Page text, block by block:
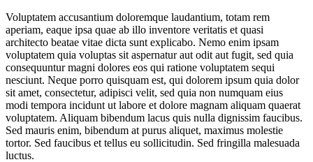
Voluptatem accusantium doloremque laudantium, totam rem
aperiam, eaque ipsa quae ab illo inventore veritatis et quasi
architecto beatae vitae dicta sunt explicabo. Nemo enim ipsam
voluptatem quia voluptas sit aspernatur aut odit aut fugit, sed quia
consequuntur magni dolores eos qui ratione voluptatem sequi
nesciunt. Neque porro quisquam est, qui dolorem ipsum quia dolor
sit amet, consectetur, adipisci velit, sed quia non numquam eius
modi tempora incidunt ut labore et dolore magnam aliquam quaerat
voluptatem. Aliquam bibendum lacus quis nulla dignissim faucibus.
Sed mauris enim, bibendum at purus aliquet, maximus molestie
tortor. Sed faucibus et tellus eu sollicitudin. Sed fringilla malesuada
luctus.